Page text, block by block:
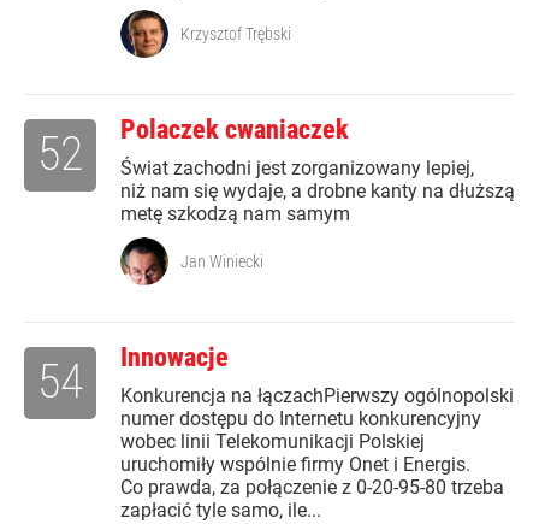
Krzysztof Trębski
Polaczek cwaniaczek
Świat zachodni jest zorganizowany lepiej,
niż nam się wydaje, a drobne kanty na dłuższą
metę szkodzą nam samym
52
Jan Winiecki
Innowacje
Konkurencja na łączachPierwszy ogólnopolski
numer dostępu do Internetu konkurencyjny
wobec linii Telekomunikacji Polskiej
uruchomiły wspólnie firmy Onet i Energis.
Co prawda, za połączenie z 0-20-95-80 trzeba
zapłacić tyle samo, ile...
54